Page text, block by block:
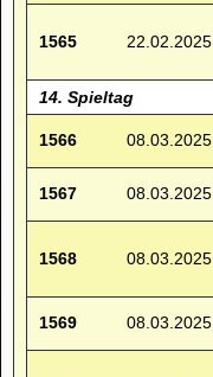
1565 22.02.2025
14. Spieltag
1566 08.03.2025
1567 08.03.2025
1568 08.03.2025
1569 08.03.2025